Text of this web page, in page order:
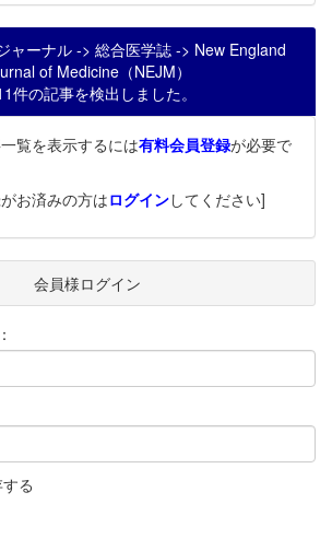
ャーナル -> 総合医学誌 -> New England
of Medicine（NEJM）
件の記事を検出しました。
覧を表示するには有料会員登録が必要で
お済みの方はログインしてください]
会員様ログイン
る